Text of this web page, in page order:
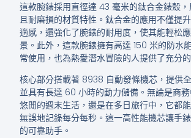
這款腕錶採用直徑達 43 毫米的鈦合金錶殼
且耐磨損的材質特性。鈦合金的應用不僅提
適感，還強化了腕錶的耐用度，使其能輕松
景。此外，這款腕錶擁有高達 150 米的防水
常使用，也為熱愛潛水冒險的人提供了充分
核心部分搭載著 8938 自動發條機芯，提供
並具有長達 60 小時的動力儲備。無論是商務
悠閒的週末生活，還是在多日旅行中，它都
無誤地記錄每分每秒。這一高性能機芯讓手
的可靠助手。